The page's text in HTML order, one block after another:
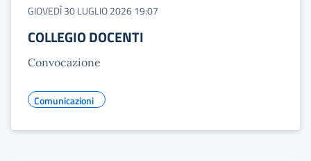
GIOVEDÌ 30 LUGLIO 2026 19:07
COLLEGIO DOCENTI
Convocazione
Comunicazioni